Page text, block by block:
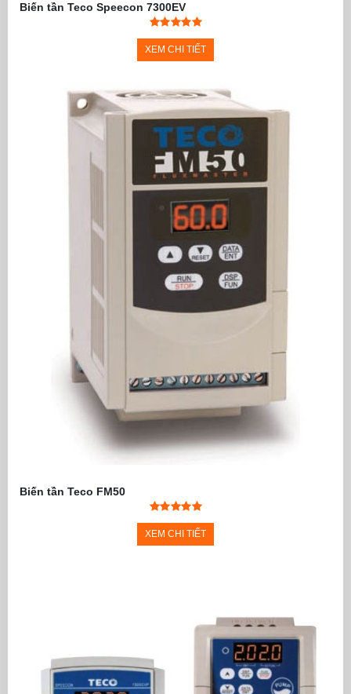
Biến tần Teco Speecon 7300EV
XEM CHI TIẾT
Biến tần Teco FM50
XEM CHI TIẾT